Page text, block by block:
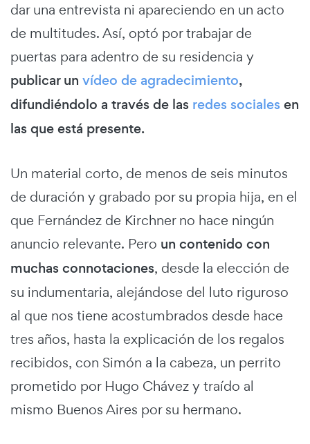
dar una entrevista ni apareciendo en un acto
de multitudes. Así, optó por trabajar de
puertas para adentro de su residencia y
publicar un vídeo de agradecimiento,
difundiéndolo a través de las redes sociales en
las que está presente.
Un material corto, de menos de seis minutos
de duración y grabado por su propia hija, en el
que Fernández de Kirchner no hace ningún
anuncio relevante. Pero un contenido con
muchas connotaciones, desde la elección de
su indumentaria, alejándose del luto riguroso
al que nos tiene acostumbrados desde hace
tres años, hasta la explicación de los regalos
recibidos, con Simón a la cabeza, un perrito
prometido por Hugo Chávez y traído al
mismo Buenos Aires por su hermano.